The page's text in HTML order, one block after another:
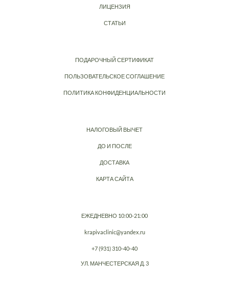
ЛИЦЕНЗИЯ
СТАТЬИ
ПОДАРОЧНЫЙ СЕРТИФИКАТ
ПОЛЬЗОВАТЕЛЬСКОЕ СОГЛАШЕНИЕ
ПОЛИТИКА КОНФИДЕНЦИАЛЬНОСТИ
НАЛОГОВЫЙ ВЫЧЕТ
ДО И ПОСЛЕ
ДОСТАВКА
КАРТА САЙТА
ЕЖЕДНЕВНО 10:00-21:00
krapivaclinic@yandex.ru
+7 (931) 310-40-40
УЛ. МАНЧЕСТЕРСКАЯ Д. 3